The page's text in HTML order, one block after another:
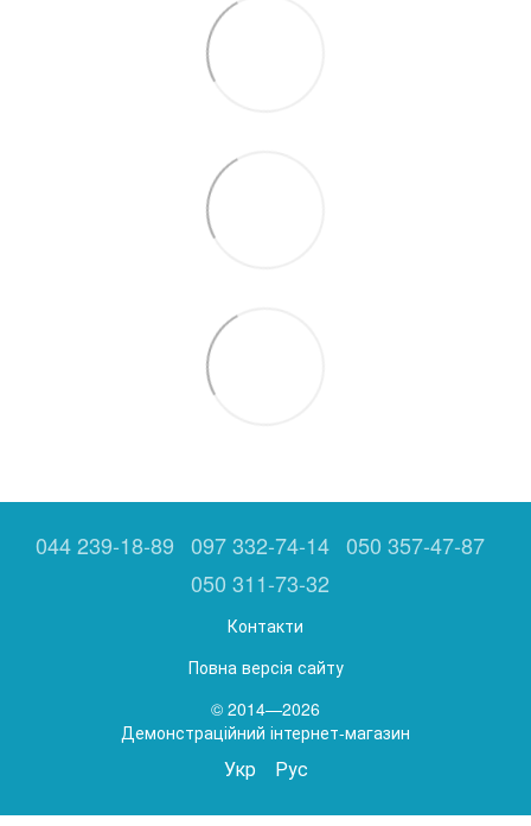
044 239-18-89 097 332-74-14 050 357-47-87
050 311-73-32
Контакти
Повна версія сайту
© 2014—2026
Демонстраційний інтернет-магазин
Укр Рус